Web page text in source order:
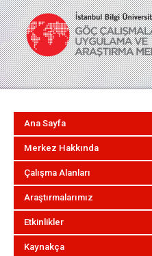
Ana Sayfa
Merkez Hakkında
Çalışma Alanları
Araştırmalarımız
Etkinlikler
Kaynakça